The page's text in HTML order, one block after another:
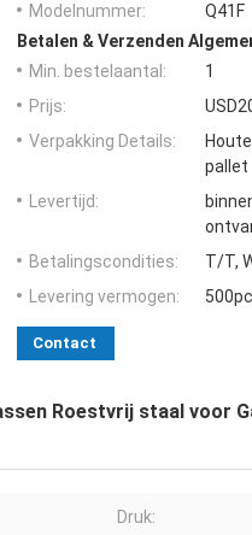
Modelnummer:
Q41F
Betalen & Verzenden
Min. bestelaantal:
1
Prijs:
Verpakking Details:
pallet
Levertijd:
Betalingscondities:
T/T,
Levering vermogen:
Contact
Roestvrij staal voor
Druk: